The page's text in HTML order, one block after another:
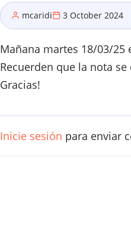
mcaridi 3 October 2024
Mañana martes 18/03/25
Recuerden que la nota
Gracias!
Inicie sesión para enviar